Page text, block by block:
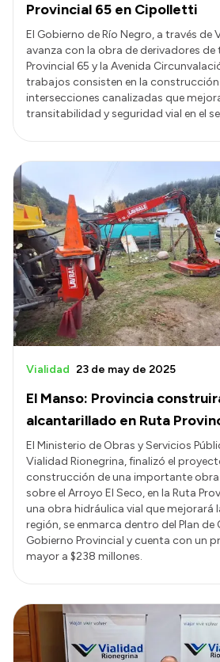
Provincial 65 en Cipolletti
El Gobierno de Río Negro, a través de
avanza con la obra de derivadores de
Provincial 65 y la Avenida
trabajos consisten en la
intersecciones canalizadas que
transitabilidad y seguridad vial en el
El Manso: Provincia
alcantarillado en Ruta
Vialidad 23 de may de 2025
El Ministerio de Obras y Servicios
Vialidad Rionegrina, finalizó el
construcción de una importante
sobre el Arroyo El Seco, en la Ruta
una obra hidráulica vial que mejorará
región, se enmarca dentro del Plan
Gobierno Provincial y cuenta con un
mayor a $238 millones.